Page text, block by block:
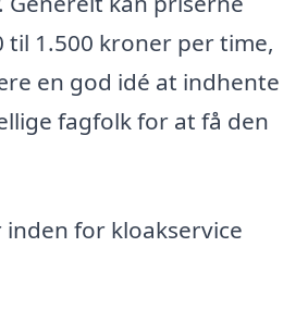
1.500 kroner per time,
en god idé at indhente
fagfolk for at få den
inden for kloakservice